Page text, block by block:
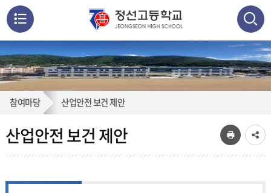
메
뉴
열
기
검색
통
합
검
기
산
업
안
전
참여마당 산업안전 보건 제안
산업안전 보건 제안